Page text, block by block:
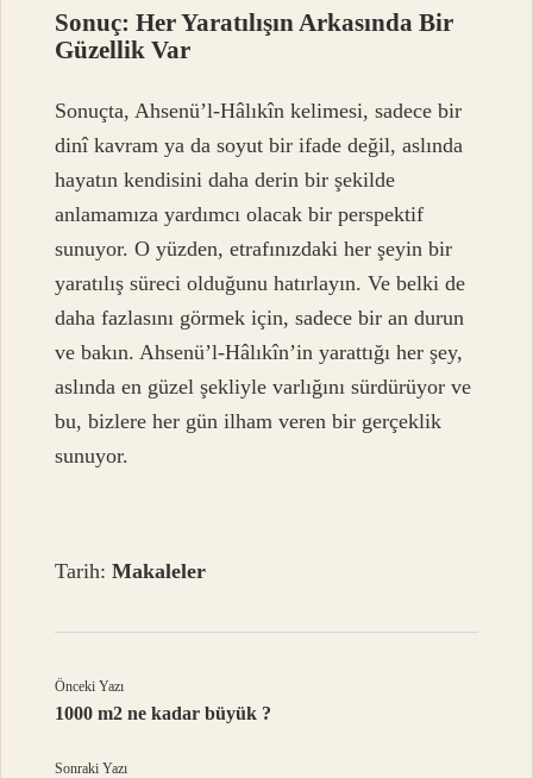
Sonuç: Her Yaratılışın Arkasında Bir
Güzellik Var
Sonuçta, Ahsenü’l-Hâlıkîn kelimesi, sadece bir
dinî kavram ya da soyut bir ifade değil, aslında
hayatın kendisini daha derin bir şekilde
anlamamıza yardımcı olacak bir perspektif
sunuyor. O yüzden, etrafınızdaki her şeyin bir
yaratılış süreci olduğunu hatırlayın. Ve belki de
daha fazlasını görmek için, sadece bir an durun
ve bakın. Ahsenü’l-Hâlıkîn’in yarattığı her şey,
aslında en güzel şekliyle varlığını sürdürüyor ve
bu, bizlere her gün ilham veren bir gerçeklik
sunuyor.
Tarih:Makaleler
Önceki Yazı
1000 m2 ne kadar büyük ?
Sonraki Yazı